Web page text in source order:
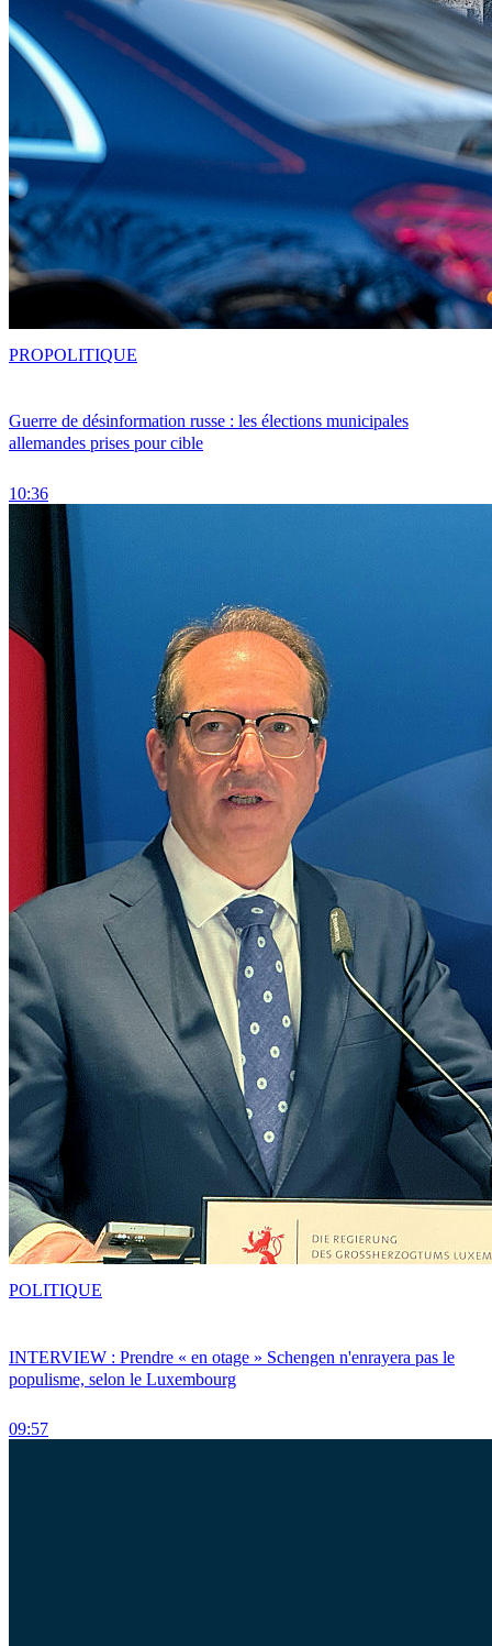
Guerre de désinformation russe : les élections municipales
allemandes prises pour cible
10:36
PROPOLITIQUE
INTERVIEW : Prendre « en otage » Schengen n'enrayera pas le
populisme, selon le Luxembourg
09:57
POLITIQUE